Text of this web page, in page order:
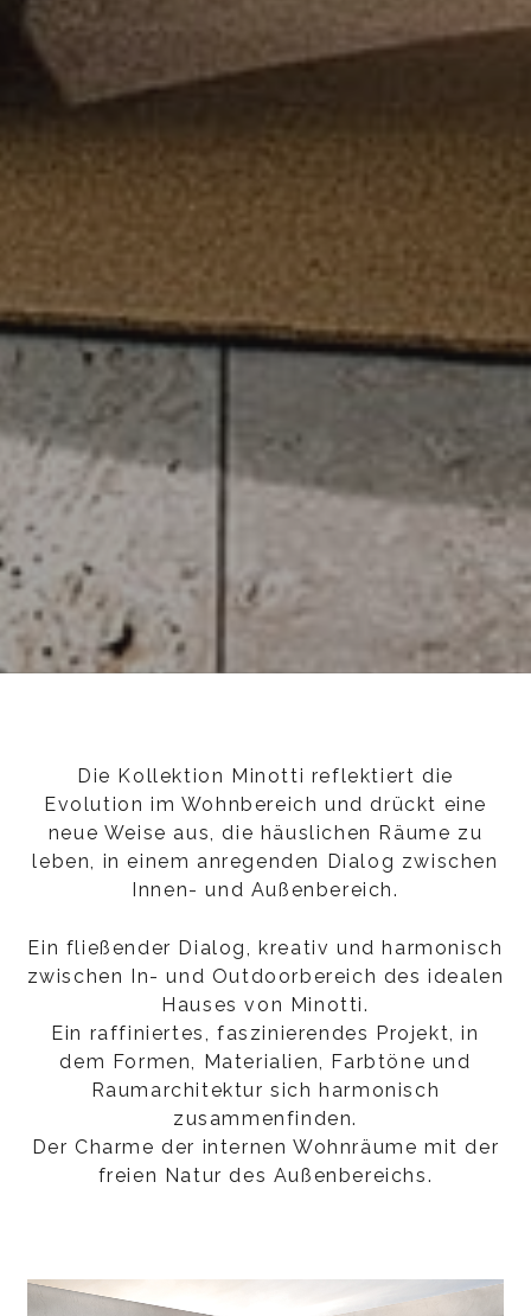
Die Kollektion Minotti reflektiert die
Evolution im Wohnbereich und drückt eine
neue Weise aus, die häuslichen Räume zu
leben, in einem anregenden Dialog zwischen
Innen- und Außenbereich.
Ein fließender Dialog, kreativ und harmonisch
zwischen In- und Outdoorbereich des idealen
Hauses von Minotti.
Ein raffiniertes, faszinierendes Projekt, in
dem Formen, Materialien, Farbtöne und
Raumarchitektur sich harmonisch
zusammenfinden.
Der Charme der internen Wohnräume mit der
freien Natur des Außenbereichs.